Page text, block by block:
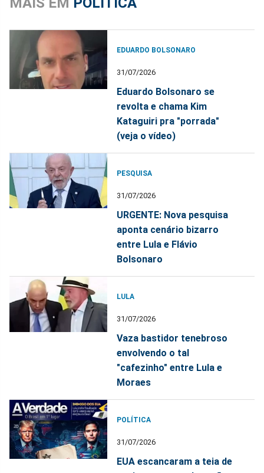
EDUARDO BOLSONARO
31/07/2026
Eduardo Bolsonaro se
revolta e chama Kim
Kataguiri pra "porrada"
(veja o vídeo)
PESQUISA
31/07/2026
URGENTE: Nova pesquisa
aponta cenário bizarro
entre Lula e Flávio
Bolsonaro
LULA
31/07/2026
Vaza bastidor tenebroso
envolvendo o tal
"cafezinho" entre Lula e
Moraes
POLÍTICA
31/07/2026
EUA escancaram a teia de